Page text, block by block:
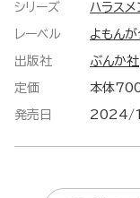
シリーズ ハラスメ
レーベル よもんが
出版社 ぶんか社
定価 本体
発売日 2024/